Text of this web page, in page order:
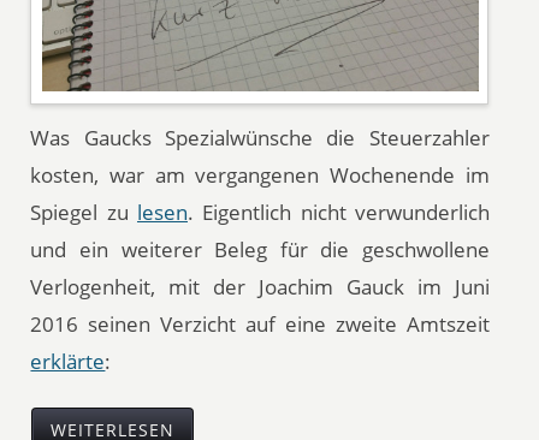
Was Gaucks Spezialwünsche die Steuerzahler
kosten, war am vergangenen Wochenende im
Spiegel zu lesen. Eigentlich nicht verwunderlich
und ein weiterer Beleg für die geschwollene
Verlogenheit, mit der Joachim Gauck im Juni
2016 seinen Verzicht auf eine zweite Amtszeit
erklärte:
WEITERLESEN